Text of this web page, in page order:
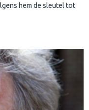
hem de sleutel tot